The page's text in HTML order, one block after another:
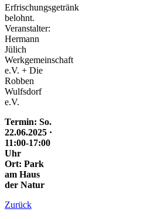
Erfrischungsgetränk
belohnt.
Veranstalter:
Hermann
Jülich
Werkgemeinschaft
e.V. + Die
Robben
Wulfsdorf
e.V.
Termin: So.
22.06.2025 ·
11:00-17:00
Uhr
Ort: Park
am Haus
der Natur
Zurück